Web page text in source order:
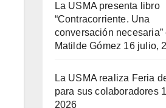
La USMA presenta libro
“Contracorriente. Una
conversación necesaria”
Matilde Gómez 16 julio,
La USMA realiza Feria
para sus colaboradores
2026